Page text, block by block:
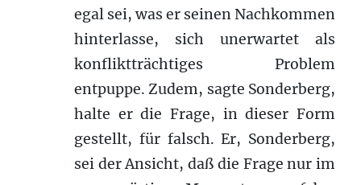
egal sei, was er seinen Nachkommen
hinterlasse, sich unerwartet als
konfliktträchtiges Problem
entpuppe. Zudem, sagte Sonderberg,
halte er die Frage, in dieser Form
gestellt, für falsch. Er, Sonderberg,
sei der Ansicht, daß die Frage nur im